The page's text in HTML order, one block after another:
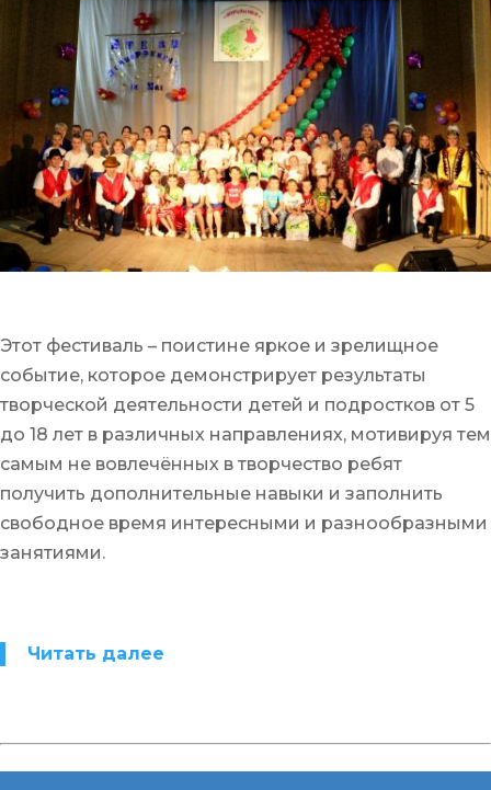
Этот фестиваль – поистине яркое и зрелищное
событие, которое демонстрирует результаты
творческой деятельности детей и подростков от 5
до 18 лет в различных направлениях, мотивируя тем
самым не вовлечённых в творчество ребят
получить дополнительные навыки и заполнить
свободное время интересными и разнообразными
занятиями.
Читать далее